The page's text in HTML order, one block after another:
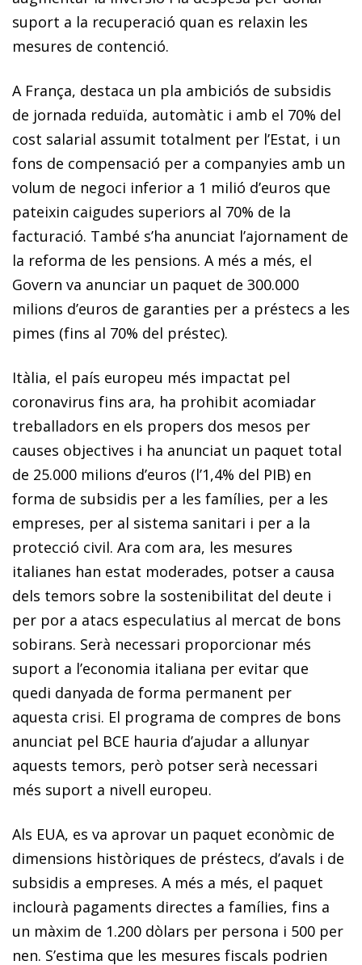
suport a la recuperació quan es relaxin les
mesures de contenció.
A França, destaca un pla ambiciós de subsidis
de jornada reduïda, automàtic i amb el 70% del
cost salarial assumit totalment per l’Estat, i un
fons de compensació per a companyies amb un
volum de negoci inferior a 1 milió d’euros que
pateixin caigudes superiors al 70% de la
facturació. També s’ha anunciat l’ajornament de
la reforma de les pensions. A més a més, el
Govern va anunciar un paquet de 300.000
milions d’euros de garanties per a préstecs a les
pimes (fins al 70% del préstec).
Itàlia, el país europeu més impactat pel
coronavirus fins ara, ha prohibit acomiadar
treballadors en els propers dos mesos per
causes objectives i ha anunciat un paquet total
de 25.000 milions d’euros (l’1,4% del PIB) en
forma de subsidis per a les famílies, per a les
empreses, per al sistema sanitari i per a la
protecció civil. Ara com ara, les mesures
italianes han estat moderades, potser a causa
dels temors sobre la sostenibilitat del deute i
per por a atacs especulatius al mercat de bons
sobirans. Serà necessari proporcionar més
suport a l’economia italiana per evitar que
quedi danyada de forma permanent per
aquesta crisi. El programa de compres de bons
anunciat pel BCE hauria d’ajudar a allunyar
aquests temors, però potser serà necessari
més suport a nivell europeu.
Als EUA, es va aprovar un paquet econòmic de
dimensions històriques de préstecs, d’avals i de
subsidis a empreses. A més a més, el paquet
inclourà pagaments directes a famílies, fins a
un màxim de 1.200 dòlars per persona i 500 per
nen. S’estima que les mesures fiscals podrien